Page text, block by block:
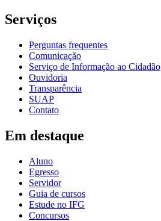
Serviços
Perguntas frequentes
Comunicação
Serviço de Informação ao Cidadão
Ouvidoria
Transparência
SUAP
Contato
Em destaque
Aluno
Egresso
Servidor
Guia de cursos
Estude no IFG
Concursos